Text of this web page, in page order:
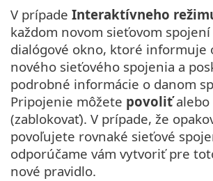
V prípade Interaktívneho
každom novom sieťovom
dialógové okno, ktoré informuje
nového sieťového spojenia a
podrobné informácie o danom
Pripojenie môžete povoliťalebo
(zablokovať). V prípade, že
povoľujete rovnaké sieťové
odporúčame vám vytvoriť pre
nové pravidlo.